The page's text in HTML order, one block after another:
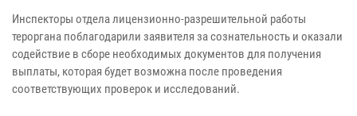
Инспекторы отдела лицензионно-разрешительной работы
тероргана поблагодарили заявителя за сознательность и оказали
содействие в сборе необходимых документов для получения
выплаты, которая будет возможна после проведения
соответствующих проверок и исследований.